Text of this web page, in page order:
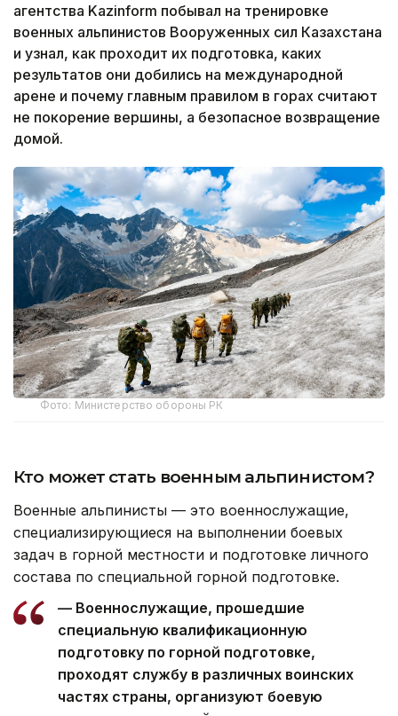
агентства Kazinform побывал на тренировке
военных альпинистов Вооруженных сил Казахстана
и узнал, как проходит их подготовка, каких
результатов они добились на международной
арене и почему главным правилом в горах считают
не покорение вершины, а безопасное возвращение
домой.
Фото: Министерство обороны РК
Кто может стать военным альпинистом?
Военные альпинисты — это военнослужащие,
специализирующиеся на выполнении боевых
задач в горной местности и подготовке личного
состава по специальной горной подготовке.
— Военнослужащие, прошедшие
специальную квалификационную
подготовку по горной подготовке,
проходят службу в различных воинских
частях страны, организуют боевую